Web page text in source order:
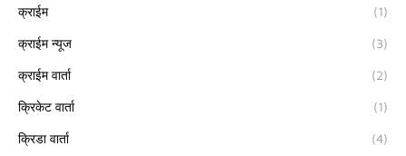
क्राईम (1)
क्राईम न्यूज (3)
क्राईम वार्ता (2)
क्रिकेट वार्ता (1)
क्रिडा वार्ता (4)